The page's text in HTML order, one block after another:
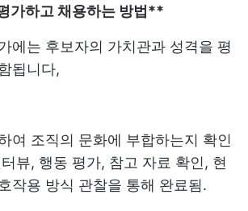
가하고 채용하는 방법**
에는 후보자의 가치관과 성격을 평
됩니다,
여 조직의 문화에 부합하는지 확인
뷰, 행동 평가, 참고 자료 확인, 현
작용 방식 관찰을 통해 완료됨.